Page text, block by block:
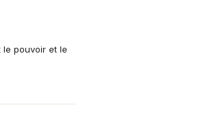
le pouvoir et le